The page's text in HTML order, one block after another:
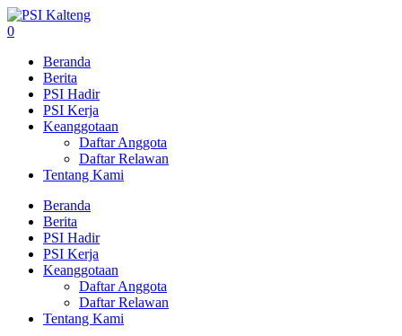
0
Beranda
Berita
PSI Hadir
PSI Kerja
Keanggotaan
Daftar Anggota
Daftar Relawan
Tentang Kami
Beranda
Berita
PSI Hadir
PSI Kerja
Keanggotaan
Daftar Anggota
Daftar Relawan
Tentang Kami